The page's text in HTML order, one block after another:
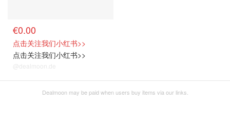
€0.00
点击关注我们小红书>>
点击关注我们小红书>>
@dealmoon.de
Dealmoon may be paid when users buy items via our links.